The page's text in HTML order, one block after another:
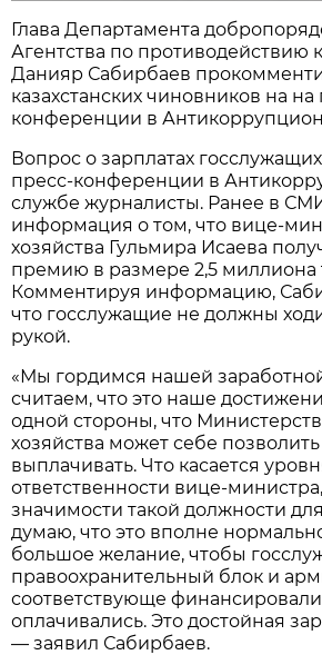
Глава Департамента
Агентства по противодействию
Данияр Сабирбаев
казахстанских чиновников на на
конференции в
Вопрос о зарплатах
пресс-конференции в
службе журналисты. Ранее в
информация о том, что вице-
хозяйства Гульмира Исаева
премию в размере 2,5 миллиона
Комментируя информацию,
что госслужащие не должны
рукой.
«Мы гордимся нашей
считаем, что это наше
одной стороны, что
хозяйства может себе
выплачивать. Что касается
ответственности вице-
значимости такой должности
думаю, что это вполне
большое желание, чтобы
правоохранительный блок и
соответствующе
оплачивались. Это достойная
— заявил Сабирбаев.